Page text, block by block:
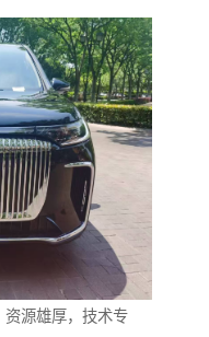
资源雄厚，技术专